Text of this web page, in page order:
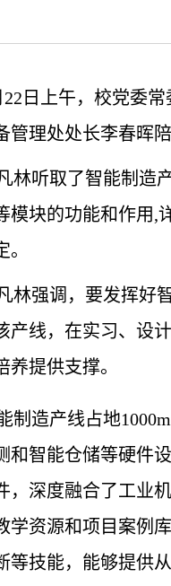
22 日上午，校党委
管理处处长李春晖陪
林听取了智能制造
模块的功能和作用,
林强调，要发挥好
产线，在实习、设
养提供支撑。
制造产线占地1000m
和智能仓储等硬件
，深度融合了工业
学资源和项目案例
等技能，能够提供